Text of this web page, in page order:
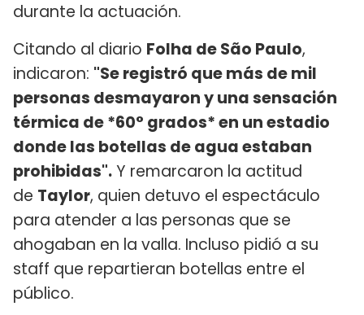
durante la actuación.
Citando al diario Folha de São Paulo,
indicaron: "Se registró que más de mil
personas desmayaron y una sensación
térmica de *60° grados* en un estadio
donde las botellas de agua estaban
prohibidas".Y remarcaron la actitud
de Taylor, quien detuvo el espectáculo
para atender a las personas que se
ahogaban en la valla. Incluso pidió a su
staff que repartieran botellas entre el
público.